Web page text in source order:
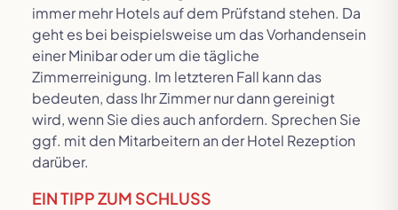
immer mehr Hotels auf dem Prüfstand stehen. Da
geht es bei beispielsweise um das Vorhandensein
einer Minibar oder um die tägliche
Zimmerreinigung. Im letzteren Fall kann das
bedeuten, dass Ihr Zimmer nur dann gereinigt
wird, wenn Sie dies auch anfordern. Sprechen Sie
ggf. mit den Mitarbeitern an der Hotel Rezeption
darüber.
EIN TIPP ZUM SCHLUSS